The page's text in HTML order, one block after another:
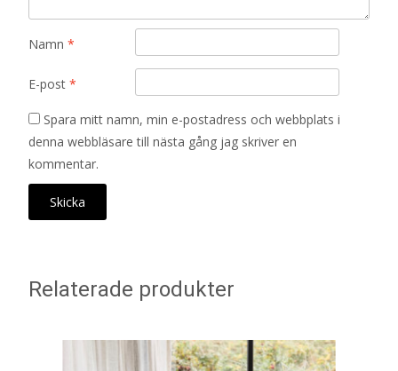
Namn *
E-post *
Spara mitt namn, min e-postadress och webbplats i
denna webbläsare till nästa gång jag skriver en
kommentar.
Relaterade produkter